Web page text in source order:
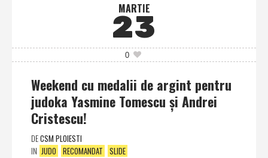
MARTIE
23
0
Weekend cu medalii de argint pentru
judoka Yasmine Tomescu şi Andrei
Cristescu!
DECSM PLOIESTI
IN JUDO RECOMANDAT SLIDE